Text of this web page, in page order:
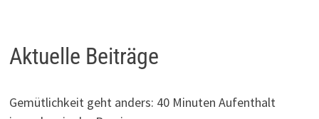
Aktuelle Beiträge
Gemütlichkeit geht anders: 40 Minuten Aufenthalt